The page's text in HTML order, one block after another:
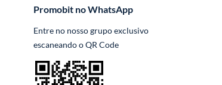
Promobit no WhatsApp
Entre no nosso grupo exclusivo
escaneando o QR Code